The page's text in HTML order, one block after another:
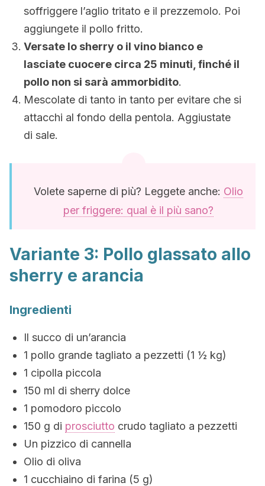
soffriggere l’aglio tritato e il prezzemolo. Poi
aggiungete il pollo fritto.
Versate lo sherry o il vino bianco e
lasciate cuocere circa 25 minuti, finché il
pollo non si sarà ammorbidito.
Mescolate di tanto in tanto per evitare che si
attacchi al fondo della pentola. Aggiustate
di sale.
Volete saperne di più? Leggete anche: Olio
per friggere: qual è il più sano?
Variante 3: Pollo glassato allo
sherry e arancia
Ingredienti
Il succo di un’arancia
1 pollo grande tagliato a pezzetti (1 ½ kg)
1 cipolla piccola
150 ml di sherry dolce
1 pomodoro piccolo
150 g di prosciutto crudo tagliato a pezzetti
Un pizzico di cannella
Olio di oliva
1 cucchiaino di farina (5 g)